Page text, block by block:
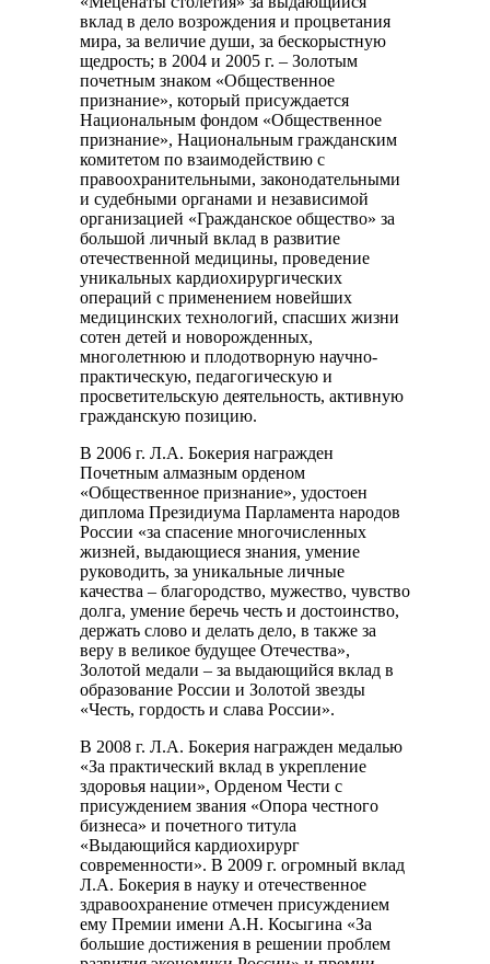
вклад в дело возрождения и процветания
мира, за величие души, за бескорыстную
щедрость; в 2004 и 2005 г. – Золотым
почетным знаком «Общественное
признание», который присуждается
Национальным фондом «Общественное
признание», Национальным гражданским
комитетом по взаимодействию с
правоохранительными, законодательными
и судебными органами и независимой
организацией «Гражданское общество» за
большой личный вклад в развитие
отечественной медицины, проведение
уникальных кардиохирургических
операций с применением новейших
медицинских технологий, спасших жизни
сотен детей и новорожденных,
многолетнюю и плодотворную научно-
практическую, педагогическую и
просветительскую деятельность, активную
гражданскую позицию.
В 2006 г. Л.А. Бокерия награжден
Почетным алмазным орденом
«Общественное признание», удостоен
диплома Президиума Парламента народов
России «за спасение многочисленных
жизней, выдающиеся знания, умение
руководить, за уникальные личные
качества – благородство, мужество, чувство
долга, умение беречь честь и достоинство,
держать слово и делать дело, в также за
веру в великое будущее Отечества»,
Золотой медали – за выдающийся вклад в
образование России и Золотой звезды
«Честь, гордость и слава России».
В 2008 г. Л.А. Бокерия награжден медалью
«За практический вклад в укрепление
здоровья нации», Орденом Чести с
присуждением звания «Опора честного
бизнеса» и почетного титула
«Выдающийся кардиохирург
современности». В 2009 г. огромный вклад
Л.А. Бокерия в науку и отечественное
здравоохранение отмечен присуждением
ему Премии имени А.Н. Косыгина «За
большие достижения в решении проблем